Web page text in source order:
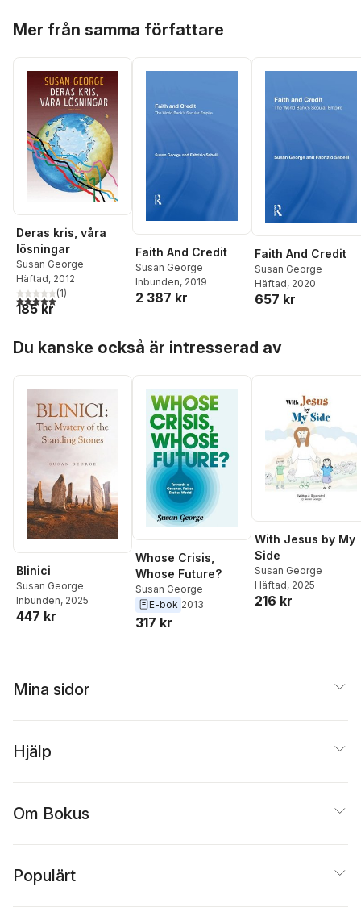
Mer från samma författare
Deras kris, våra
lösningar
Susan George
Häftad, 2012
5,0utav 5 stjärnor. Totalt antal röster:
(1)
185 kr
Faith And Credit
Susan George
Inbunden, 2019
2 387 kr
Faith And Credit
Susan George
Häftad, 2020
657 kr
Du kanske också är intresserad av
Blinici
Susan George
Inbunden, 2025
447 kr
Whose Crisis,
Whose Future?
Susan George
E-bok 2013
317 kr
With Jesus by My
Side
Susan George
Häftad, 2025
216 kr
Mina sidor
Hjälp
Om Bokus
Populärt